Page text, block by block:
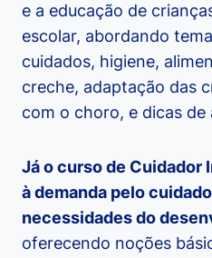
e a educação de
escolar, abordando
cuidados, higiene,
creche, adaptação das
com o choro, e dicas de
Já o curso de Cuidador
à demanda pelo
necessidades do
oferecendo noções